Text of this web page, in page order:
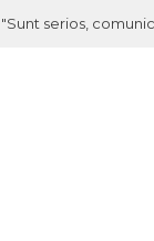
"Sunt serios,